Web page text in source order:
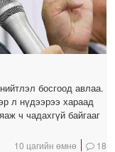
босгоод авлаа.
л нүдээрээ хараад
ч чадахгүй байгааг
10 цагийн өмнө 18